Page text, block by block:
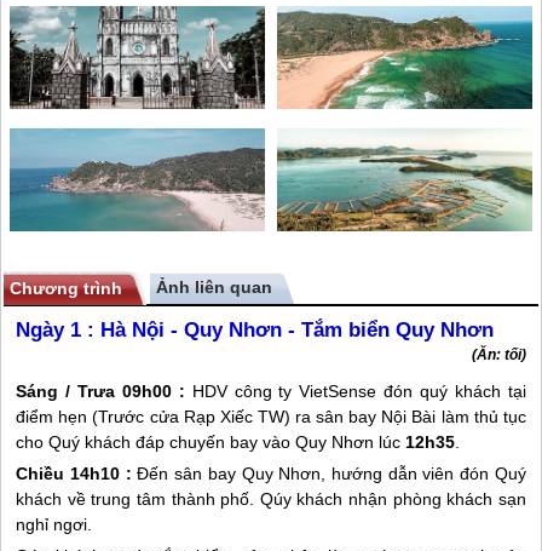
Chương trình Ảnh liên quan
Ngày 1 : Hà Nội - Quy Nhơn - Tắm biển Quy Nhơn
(Ăn: tối)
Sáng / Trưa 09h00 : HDV công ty VietSense đón quý khách tại
điểm hẹn (Trước cửa Rạp Xiếc TW) ra sân bay Nội Bài làm thủ tục
cho Quý khách đáp chuyến bay vàoQuy Nhơn lúc 12h35
Chiều 14h10 : Đến sân bay Quy Nhơn , hướng dẫn viên đón Quý
khách về trung tâm thành phố. Qúy khách nhận phòng khách sạn
nghỉ ngơi.